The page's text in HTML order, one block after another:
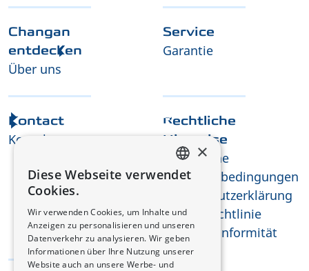
Changan
entdecken
Über uns
Service
Garantie
Kontact
Kontakt
Rechtliche
Hinweise
Allgemeine
Geschäftsbedingungen
Datenschutzerklärung
Cookie-Richtlinie
REACH-Konformität
FRENCH
GERMAN
×
Diese Webseite verwendet
Cookies.
Wir verwenden Cookies, um Inhalte und
Anzeigen zu personalisieren und unseren
Datenverkehr zu analysieren. Wir geben
Informationen über Ihre Nutzung unserer
Website auch an unsere Werbe- und